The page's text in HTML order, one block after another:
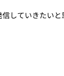
していきたいと